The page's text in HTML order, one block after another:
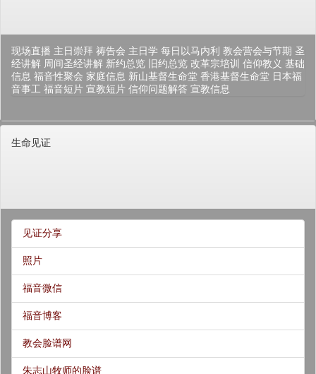
现场直播 主日崇拜 祷告会 主日学 每日以马内利 教会营会与节期 圣
经讲解 周间圣经讲解 新约总览 旧约总览 改革宗培训 信仰教义 基础
信息 福音性聚会 家庭信息 新山基督生命堂 香港基督生命堂 日本福
音事工 福音短片 宣教短片 信仰问题解答 宣教信息
生命见证
见证分享
照片
福音微信
福音博客
教会脸谱网
朱志山牧师的脸谱